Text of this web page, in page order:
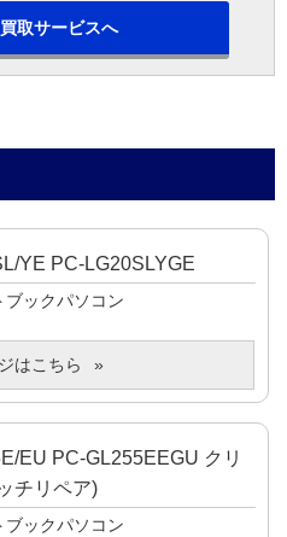
取サービスへ
YE PC-LG20SLYGE
ブックパソコン
はこちら
EU PC-GL255EEGU クリ
チリペア)
ブックパソコン